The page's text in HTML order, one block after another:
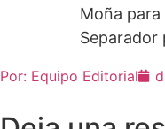
Moña
Separador
Por: Equipo Editorial